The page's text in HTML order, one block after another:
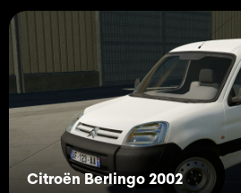
Citroën Berlingo 2002